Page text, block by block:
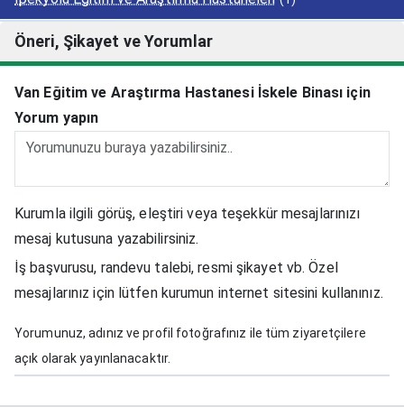
Öneri, Şikayet ve Yorumlar
Van Eğitim ve Araştırma Hastanesi İskele Binası için
Yorum yapın
Kurumla ilgili görüş, eleştiri veya teşekkür mesajlarınızı
mesaj kutusuna yazabilirsiniz.
İş başvurusu, randevu talebi, resmi şikayet vb. Özel
mesajlarınız için lütfen kurumun internet sitesini kullanınız.
Yorumunuz, adınız ve profil fotoğrafınız ile tüm ziyaretçilere
açık olarak yayınlanacaktır.